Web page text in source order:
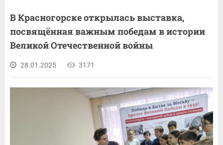
В Красногорске открылась выставка,
посвящённая важным победам в истории
Великой Отечественной войны
28.01.2025 3171